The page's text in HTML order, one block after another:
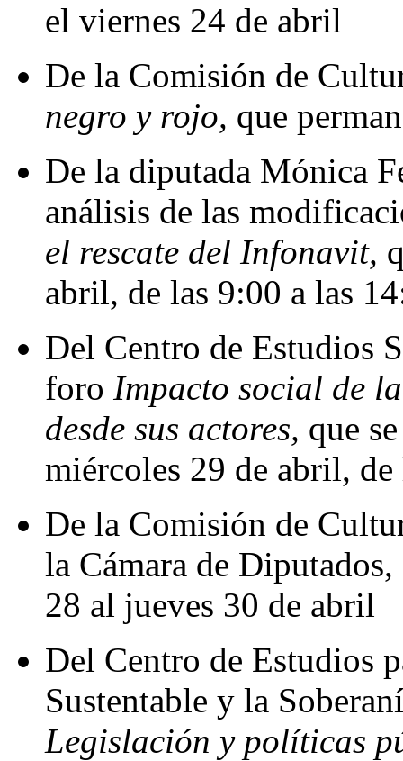
el viernes 24 de abril
De la Comisión de
negro y rojo, que
De la diputada Mónica
análisis de las
el rescate del Infonavit,
abril, de las 9:00 a las
Del Centro de Estudios
foro Impacto social de
desde sus actores, que
miércoles 29 de abril,
De la Comisión de
la Cámara de Diputados,
28 al jueves 30 de abril
Del Centro de Estudios
Sustentable y la
Legislación y políticas